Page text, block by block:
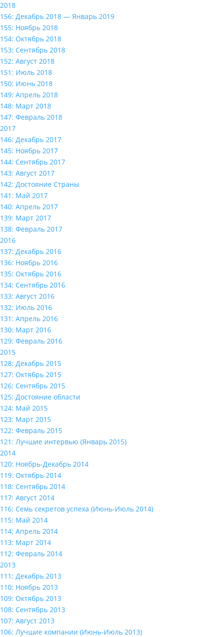
2018
156: Декабрь 2018 — Январь 2019
155: Ноябрь 2018
154: Октябрь 2018
153: Сентябрь 2018
152: Август 2018
151: Июль 2018
150: Июнь 2018
149: Апрель 2018
148: Март 2018
147: Февраль 2018
2017
146: Декабрь 2017
145: Ноябрь 2017
144: Сентябрь 2017
143: Август 2017
142: Достояние Страны
141: Май 2017
140: Апрель 2017
139: Март 2017
138: Февраль 2017
2016
137: Декабрь 2016
136: Ноябрь 2016
135: Октябрь 2016
134: Сентябрь 2016
133: Август 2016
132: Июль 2016
131: Апрель 2016
130: Март 2016
129: Февраль 2016
2015
128: Декабрь 2015
127: Октябрь 2015
126: Сентябрь 2015
125: Достояние области
124: Май 2015
123: Март 2015
122: Февраль 2015
121: Лучшие интервью (Январь 2015)
2014
120: Ноябрь-Декабрь 2014
119: Октябрь 2014
118: Сентябрь 2014
117: Август 2014
116: Семь секретов успеха (Июнь-Июль 2014)
115: Май 2014
114: Апрель 2014
113: Март 2014
112: Февраль 2014
2013
111: Декабрь 2013
110: Ноябрь 2013
109: Октябрь 2013
108: Сентябрь 2013
107: Август 2013
106: Лучшие компании (Июнь-Июль 2013)